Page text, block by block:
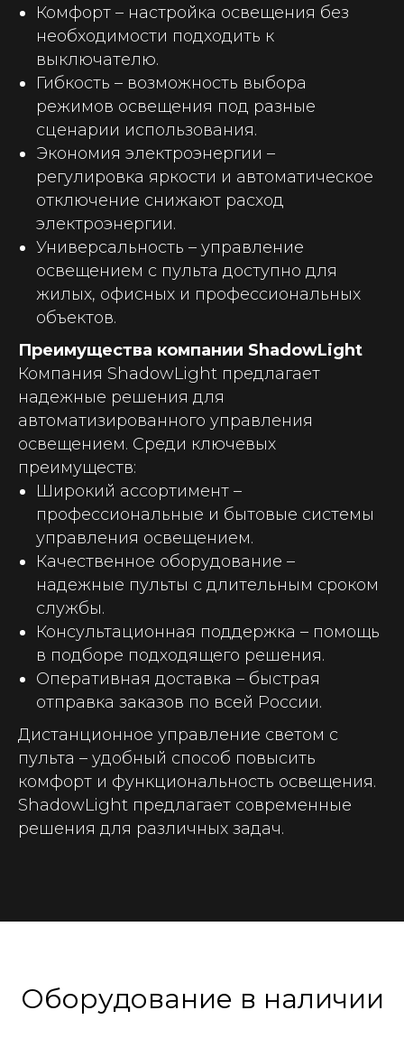
Комфорт – настройка освещения без
необходимости подходить к
выключателю.
Гибкость – возможность выбора
режимов освещения под разные
сценарии использования.
Экономия электроэнергии –
регулировка яркости и автоматическое
отключение снижают расход
электроэнергии.
Универсальность – управление
освещением с пульта доступно для
жилых, офисных и профессиональных
объектов.
Преимущества компании ShadowLight
Компания ShadowLight предлагает
надежные решения для
автоматизированного управления
освещением. Среди ключевых
преимуществ:
Широкий ассортимент –
профессиональные и бытовые системы
управления освещением.
Качественное оборудование –
надежные пульты с длительным сроком
службы.
Консультационная поддержка – помощь
в подборе подходящего решения.
Оперативная доставка – быстрая
отправка заказов по всей России.
Дистанционное управление светом с
пульта – удобный способ повысить
комфорт и функциональность освещения.
ShadowLight предлагает современные
решения для различных задач.
Оборудование в наличии